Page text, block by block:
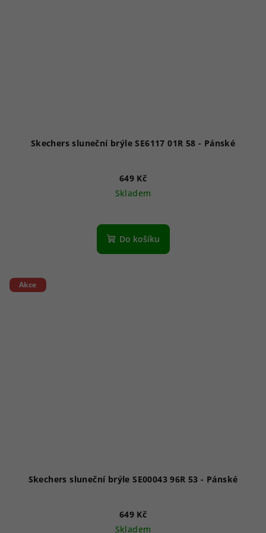
Skechers sluneční brýle SE6117 01R 58 - Pánské
649 Kč
Skladem
Do košíku
Akce
Skechers sluneční brýle SE00043 96R 53 - Pánské
649 Kč
Skladem